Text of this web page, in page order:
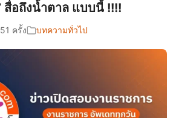
สื่อถึงน้ำตาล แบบนี้ !!!!
51 ครั้ง บทความทั่วไป